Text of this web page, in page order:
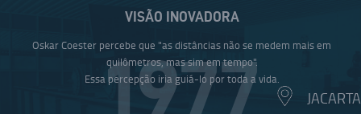
JACARTA
VISÃO INOVADORA
Oskar Coester percebe que "as distâncias não se medem mais em
quilômetros, mas sim em tempo".
Essa percepção iria guiá-lo por toda a vida.
1977